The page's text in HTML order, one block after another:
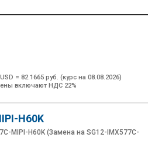
= 82.1665 руб. (курс на 08.08.2026)
включают НДС 22%
H60K
MIPI-H60K (Замена на SG12-IMX577C-